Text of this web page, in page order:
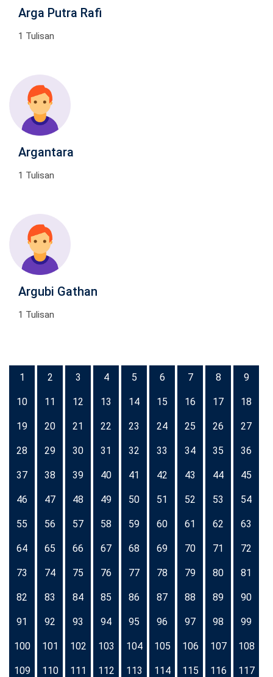
Arga Putra Rafi
1 Tulisan
Argantara
1 Tulisan
Argubi Gathan
1 Tulisan
1 2 3 4 5 6 7 8 9
10 11 12 13 14 15 16 17 18
19 20 21 22 23 24 25 26 27
28 29 30 31 32 33 34 35 36
37 38 39 40 41 42 43 44 45
46 47 48 49 50 51 52 53 54
55 56 57 58 59 60 61 62 63
64 65 66 67 68 69 70 71 72
73 74 75 76 77 78 79 80 81
82 83 84 85 86 87 88 89 90
91 92 93 94 95 96 97 98 99
100 101 102 103 104 105 106 107 108
109 110 111 112 113 114 115 116 117